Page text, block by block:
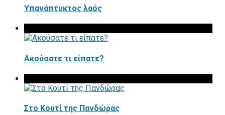
Υπανάπτυκτος λαός
Ακούσατε τι είπατε?
Στο Κουτί της Πανδώρας